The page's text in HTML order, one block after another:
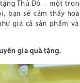
Thủ Đô – một
bạn sẽ cảm thấy
giá cả sản phẩm
gia quà tặng.